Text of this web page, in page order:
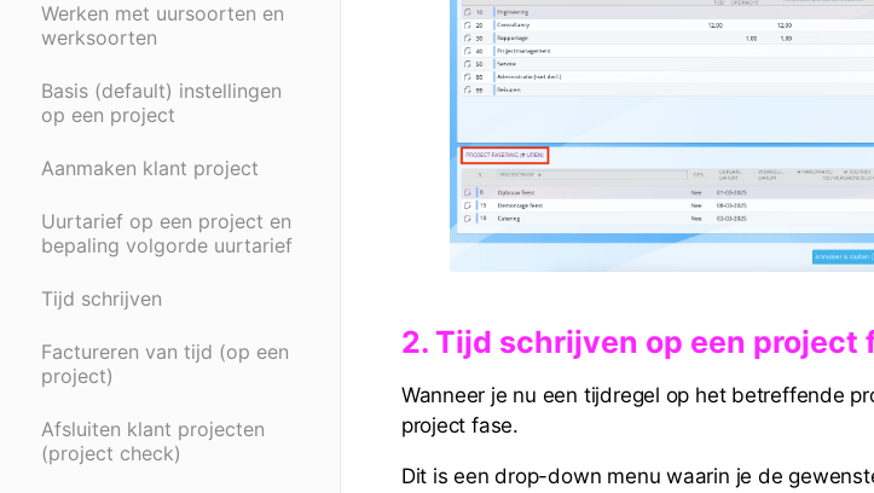
Werken met uursoorten en
werksoorten
Basis (default) instellingen
op een project
Aanmaken klant project
Uurtarief op een project en
bepaling volgorde uurtarief
Tijd schrijven
Factureren van tijd (op een
project)
Afsluiten klant projecten
(project check)
2. Tijd schrijven op een project
Wanneer je nu een tijdregel op het betreffende
project fase.
Dit is een drop-down menu waarin je de